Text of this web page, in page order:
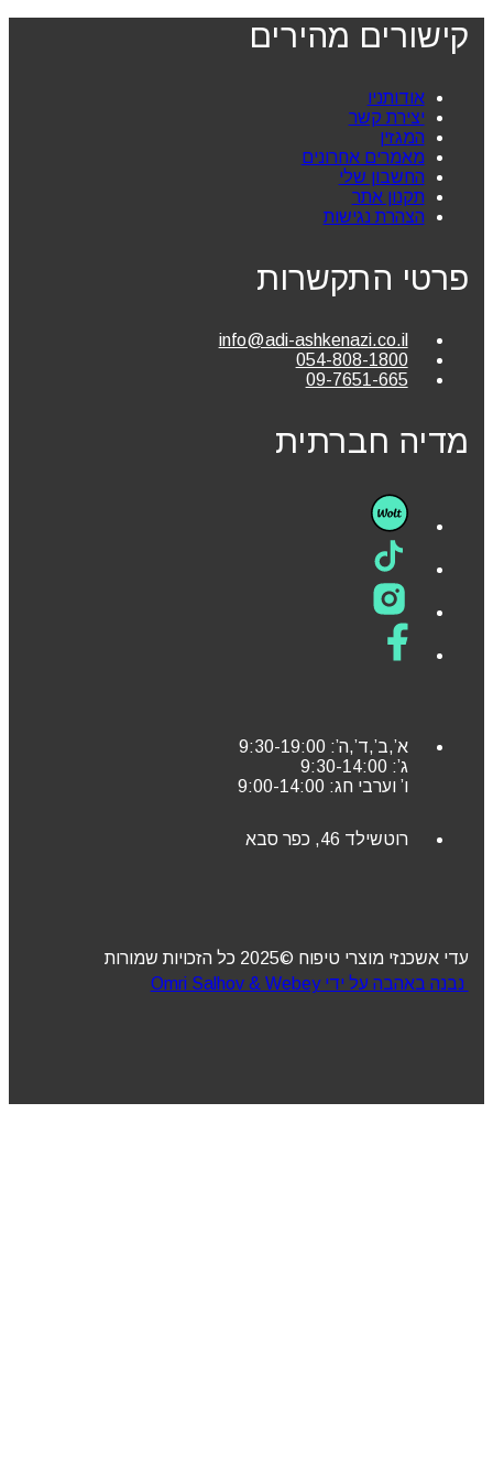
קישורים מהירים
אודותניו
יצירת קשר
המגזין
מאמרים אחרונים
החשבון שלי
תקנון אתר
הצהרת נגישות
פרטי התקשרות
info@adi-ashkenazi.co.il
054-808-1800
09-7651-665
מדיה חברתית
א’,ב’,ד’,ה’: 9:30-19:00
ג’: 9:30-14:00
ו’ וערבי חג: 9:00-14:00
רוטשילד 46, כפר סבא
עדי אשכנזי מוצרי טיפוח ©2025 כל הזכויות שמורות
נבנה באהבה על ידי Omri Salhov & Webey